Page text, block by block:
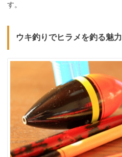
す。
ウキ釣りでヒラメを釣る魅力